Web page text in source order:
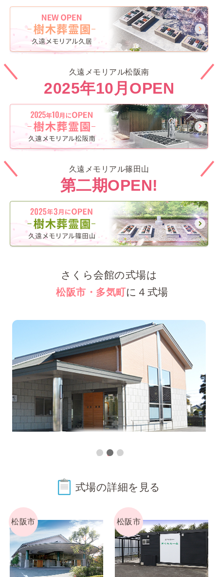
久遠メモリアル松阪南
2025年10月OPEN
久遠メモリアル篠田山
第二期OPEN!
さくら会館の式場は
松阪市・多気町に ４ 式場
式場の詳細を⾒る
松阪市 松阪市